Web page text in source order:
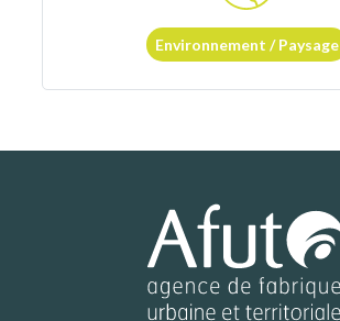
Environnement / Paysage